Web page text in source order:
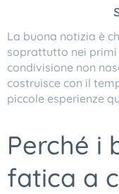
La buona notizia è
soprattutto nei primi
condivisione non
costruisce con il
piccole esperienze
Perché i
fatica a